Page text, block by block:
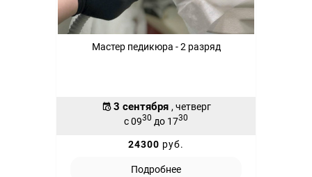
Мастер педикюра - 2 разряд
3 сентября , четверг
с 0930 до 1730
24300 руб.
Подробнее